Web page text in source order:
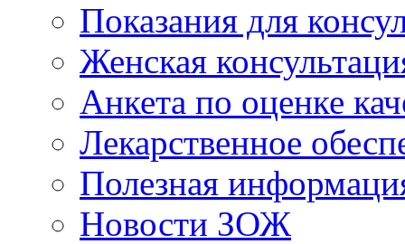
Показания для
Женская
Анкета по оценке
Лекарственное
Полезная
Новости ЗОЖ